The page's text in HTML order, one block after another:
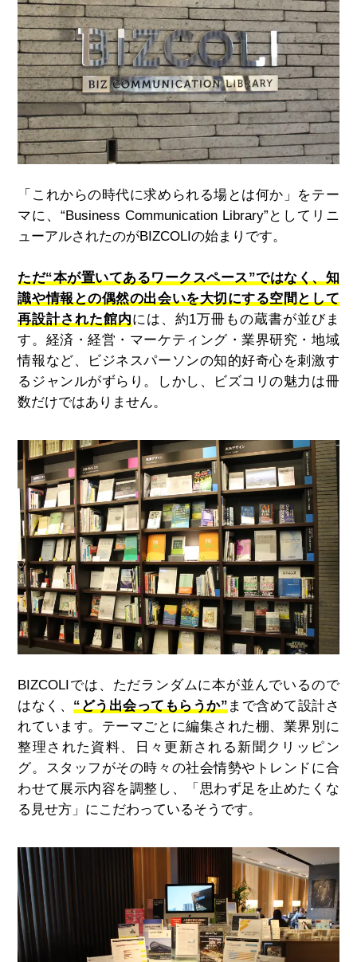
「これからの時代に求められる場とは何か」をテー
マに、“Business Communication Library”としてリニ
ューアルされたのがBIZCOLIの始まりです。
ただ“本が置いてあるワークスペース”ではなく、知
識や情報との偶然の出会いを大切にする空間として
再設計された館内には、約1万冊もの蔵書が並びま
す。経済・経営・マーケティング・業界研究・地域
情報など、ビジネスパーソンの知的好奇心を刺激す
るジャンルがずらり。しかし、ビズコリの魅力は冊
数だけではありません。
BIZCOLIでは、ただランダムに本が並んでいるので
はなく、“どう出会ってもらうか”まで含めて設計さ
れています。テーマごとに編集された棚、業界別に
整理された資料、日々更新される新聞クリッピン
グ。スタッフがその時々の社会情勢やトレンドに合
わせて展示内容を調整し、「思わず足を止めたくな
る見せ方」にこだわっているそうです。